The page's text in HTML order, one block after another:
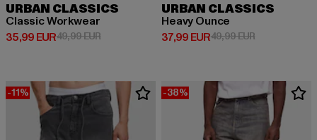
URBAN CLASSICS
Classic Workwear
35,99 EUR
Derzeitiger Preis: 35,99 EUR
49,99 EURAktionspreis: 49,99 EUR
URBAN CLASSICS
Heavy Ounce
37,99 EUR
Derzeitiger Preis: 37,99 EUR
49,99 EURAktionspreis:
-11% -38%